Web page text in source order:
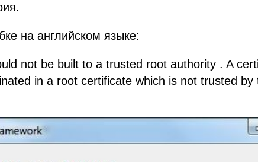
на английском языке:
not be built to a trusted root authority . A
in a root certificate which is not trusted by